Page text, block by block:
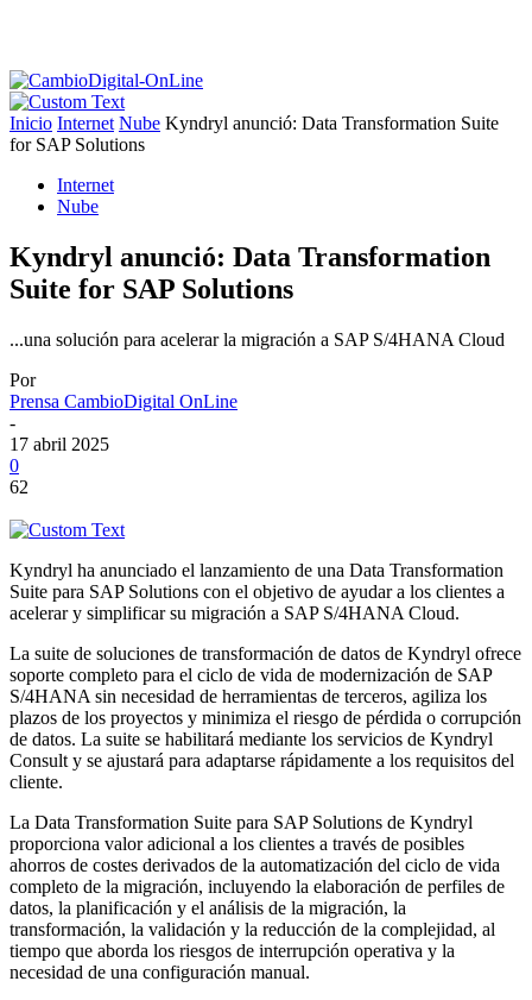
Inicio Internet Nube Kyndryl anunció: Data Transformation Suite
for SAP Solutions
Internet
Nube
Kyndryl anunció: Data Transformation
Suite for SAP Solutions
...una solución para acelerar la migración a SAP S/4HANA Cloud
Por
Prensa CambioDigital OnLine
-
17 abril 2025
0
62
Kyndryl ha anunciado el lanzamiento de una Data Transformation
Suite para SAP Solutions con el objetivo de ayudar a los clientes a
acelerar y simplificar su migración a SAP S/4HANA Cloud.
La suite de soluciones de transformación de datos de Kyndryl ofrece
soporte completo para el ciclo de vida de modernización de SAP
S/4HANA sin necesidad de herramientas de terceros, agiliza los
plazos de los proyectos y minimiza el riesgo de pérdida o corrupción
de datos. La suite se habilitará mediante los servicios de Kyndryl
Consult y se ajustará para adaptarse rápidamente a los requisitos del
cliente.
La Data Transformation Suite para SAP Solutions de Kyndryl
proporciona valor adicional a los clientes a través de posibles
ahorros de costes derivados de la automatización del ciclo de vida
completo de la migración, incluyendo la elaboración de perfiles de
datos, la planificación y el análisis de la migración, la
transformación, la validación y la reducción de la complejidad, al
tiempo que aborda los riesgos de interrupción operativa y la
necesidad de una configuración manual.